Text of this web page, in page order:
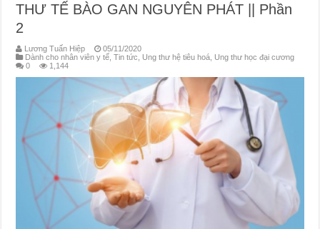
THƯ TẾ BÀO GAN NGUYÊN PHÁT || Phần
2
Lương Tuấn Hiệp
05/11/2020
Dành cho nhân viên y tế ,Tin tức Ung thư hệ tiêu hoá Ung thư học đại cương
0
1,144